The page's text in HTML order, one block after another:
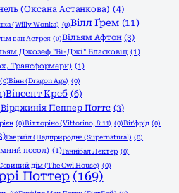
(Оксана Астанкова) (4)
(Willy Wonka) (0)Вілл Ґрем (11)
ван Астрея (0)Вільям Афтон (3)
Джозеф "Бі-Джі" Бласковіц (1)
Трансформери) (1)
(0)Вінн (Dragon Age) (0)
Вінсент Креб (6)
Вірджинія Пеппер Поттс (3)
(0)Вітторіно (Vittorino, 8:11) (0)Віґфрід (0)
Гавриїл (Надприродне (Supernatural) (0)
посол) (1)Ганнібал Лектер (0)
дім (The Owl House) (0)
Поттер (169)